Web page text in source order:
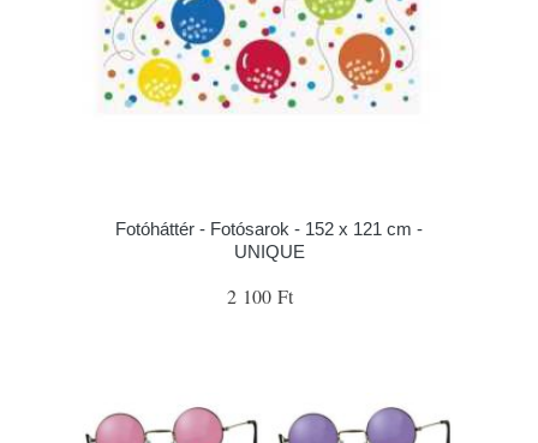
Fotóháttér - Fotósarok - 152 x 121 cm -
UNIQUE
2 100 Ft